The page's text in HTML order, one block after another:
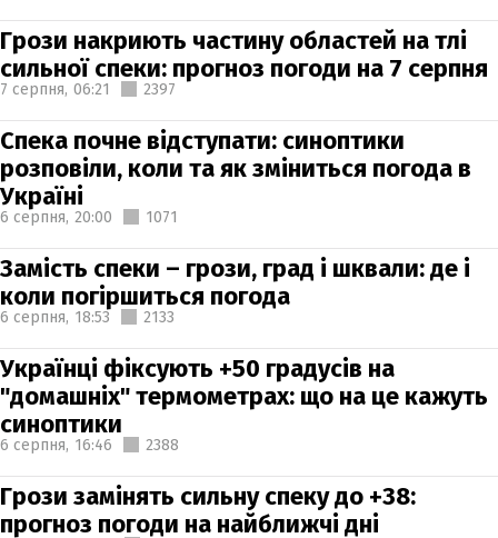
Грози накриють частину областей на тлі
сильної спеки: прогноз погоди на 7 серпня
7 серпня, 06:21 2397
Спека почне відступати: синоптики
розповіли, коли та як зміниться погода в
Україні
6 серпня, 20:00 1071
Замість спеки – грози, град і шквали: де і
коли погіршиться погода
6 серпня, 18:53 2133
Українці фіксують +50 градусів на
"домашніх" термометрах: що на це кажуть
синоптики
6 серпня, 16:46 2388
Грози замінять сильну спеку до +38:
прогноз погоди на найближчі дні